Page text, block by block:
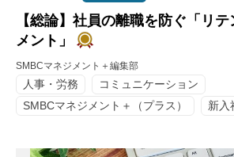
【総論】社員の離職を防ぐ「リ
メント」
SMBCマネジメント＋編集部
人事・労務
コミュニケーション
SMBCマネジメント＋（プラス）
新入